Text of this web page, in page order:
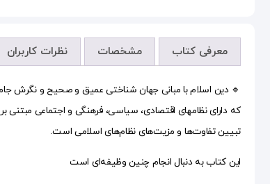
معرفی کتاب مشخصات نظرات کاربران
🔹 دین اسلام با مبانی جهان شناختی عمیق و صحیح و نگرش جامع
که دارای نظامهای اقتصادی، سیاسی، فرهنگی و اجتماعی مبتنی
تبیین تفاوت‌ها و مزیت‌های نظام‌های اسلامی است.
این کتاب به دنبال انجام چنین وظیفه‌ای است